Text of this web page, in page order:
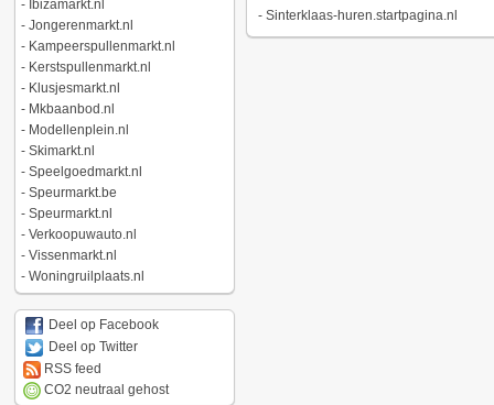
- Ibizamarkt.nl
- Jongerenmarkt.nl
- Kampeerspullenmarkt.nl
- Kerstspullenmarkt.nl
- Klusjesmarkt.nl
- Mkbaanbod.nl
- Modellenplein.nl
- Skimarkt.nl
- Speelgoedmarkt.nl
- Speurmarkt.be
- Speurmarkt.nl
- Verkoopuwauto.nl
- Vissenmarkt.nl
- Woningruilplaats.nl
Deel op Facebook
Deel op Twitter
RSS feed
CO2 neutraal gehost
- Sinterklaas-huren.startpagina.nl